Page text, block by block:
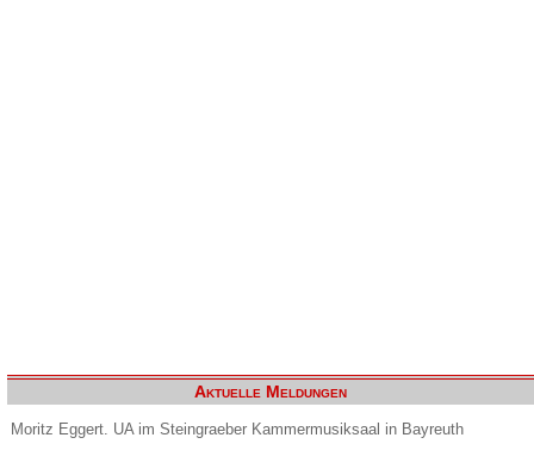
Aktuelle Meldungen
Moritz Eggert. UA im Steingraeber Kammermusiksaal in Bayreuth